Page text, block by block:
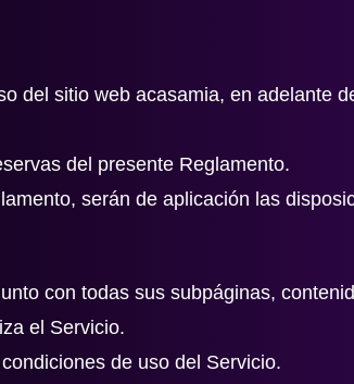
del sitio web acasamia, en adelante
del presente Reglamento.
serán de aplicación las
con todas sus subpáginas,
el Servicio.
de uso del Servicio.